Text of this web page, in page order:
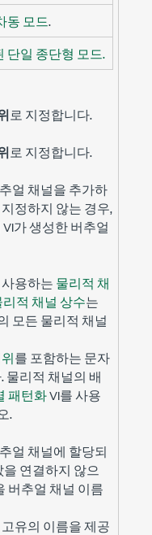
동 모드.
단일 종단형 모드.
로 지정합니다.
로 지정합니다.
얼 채널을 추가하
정하지 않는 경우,
가 생성한 버추얼
용하는 물리적 채
리적 채널 상수는
모든 물리적 채널
를 포함하는 문자
물리적 채널의 배
패턴화VI를 사용
.
얼 채널에 할당되
연결하지 않으
버추얼 채널 이름
유의 이름을 제공